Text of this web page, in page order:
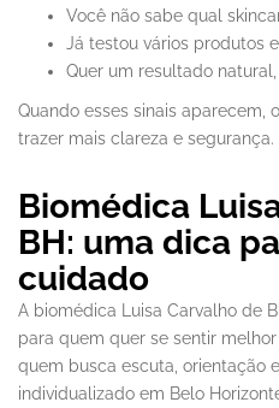
Você não sabe qual
Já testou vários produtos
Quer um resultado
Quando esses sinais
trazer mais clareza e segurança.
Biomédica
BH: uma dica
cuidado
A biomédica Luisa Carvalho de
para quem quer se sentir
quem busca escuta, orientação
individualizado em Belo